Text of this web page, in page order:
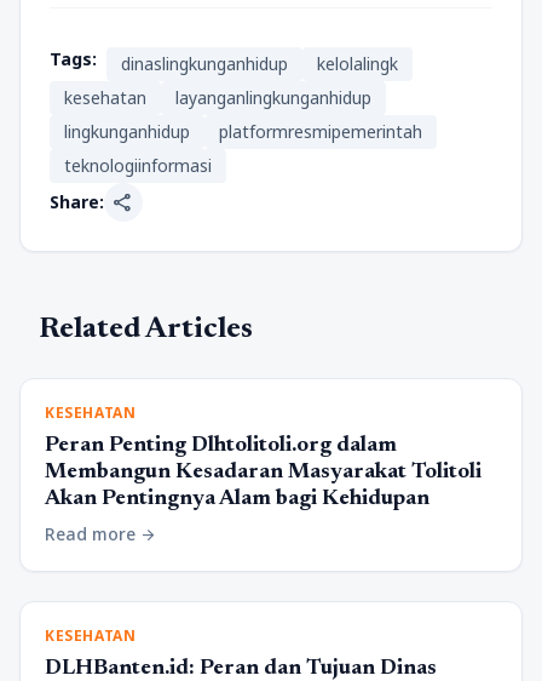
Tags: dinaslingkunganhidup
kelolalingk
kesehatan
layanganlingkunganhidup
lingkunganhidup
platformresmipemerintah
teknologiinformasi
Share: share
Related Articles
KESEHATAN
Peran Penting Dlhtolitoli.org dalam
Membangun Kesadaran Masyarakat Tolitoli
Akan Pentingnya Alam bagi Kehidupan
Read more arrow_forward
KESEHATAN
DLHBanten.id: Peran dan Tujuan Dinas